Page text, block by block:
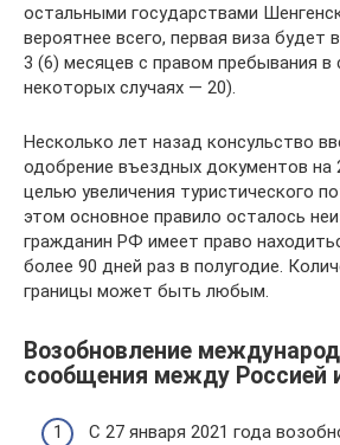
остальными государствами
вероятнее всего, первая виза будет
3 (6) месяцев с правом пребывания в
некоторых случаях — 20).
Несколько лет назад консульство
одобрение въездных документов на
целью увеличения туристического
этом основное правило осталось
гражданин РФ имеет право
более 90 дней раз в полугодие.
границы может быть любым.
Возобновление
сообщения между Россией
С 27 января 2021 года